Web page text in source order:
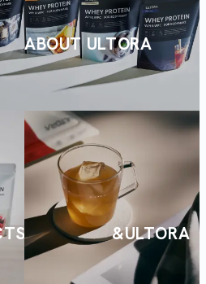
ABOUT ULTORA
&ULTORA